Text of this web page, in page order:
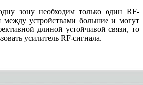
зону необходим только один RF-
между устройствами большие и могут
длиной устойчивой связи, то
усилитель RF-сигнала.